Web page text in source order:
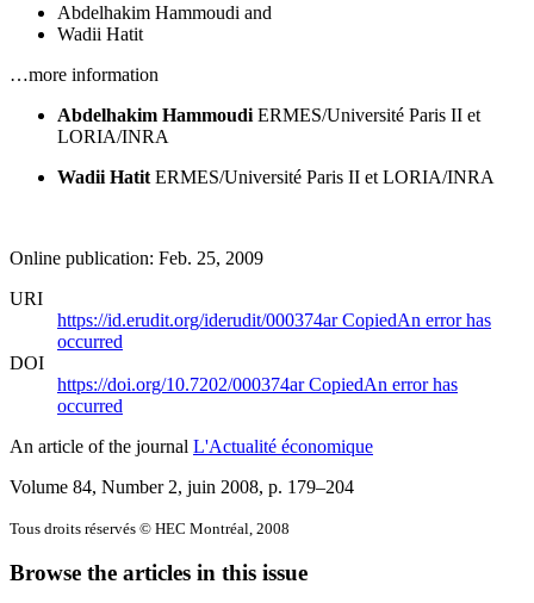
Abdelhakim Hammoudi and
Wadii Hatit
…more information
Abdelhakim Hammoudi ERMES/Université Paris II et
LORIA/INRA
Wadii Hatit ERMES/Université Paris II et LORIA/INRA
Online publication: Feb. 25, 2009
URI
https://id.erudit.org/iderudit/000374arCopiedAn error has
occurred
DOI
https://doi.org/10.7202/000374arCopiedAn error has
occurred
An article of the journal L'Actualité économique
Volume 84, Number 2, juin 2008, p. 179–204
Tous droits réservés © HEC Montréal, 2008
Browse the articles in this issue